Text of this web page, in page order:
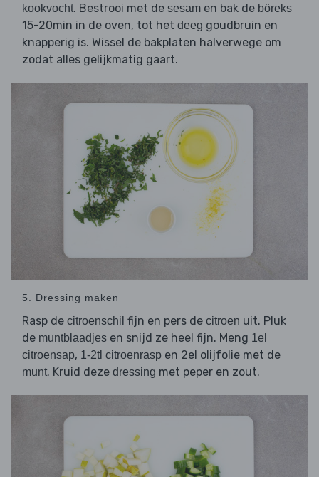
kookvocht. Bestrooi met de sesam en bak de böreks
15-20min in de oven, tot het deeg goudbruin en
knapperig is. Wissel de bakplaten halverwege om
zodat alles gelijkmatig gaart.
5. Dressing maken
Rasp de citroenschil fijn en pers de citroen uit. Pluk
de muntblaadjes en snijd ze heel fijn. Meng 1el
citroensap, 1-2tl citroenrasp en 2el olijfolie met de
munt. Kruid deze dressing met peper en zout.